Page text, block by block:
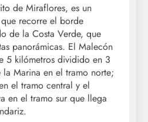
de Miraflores, es un
recorre el borde
de la Costa Verde, que
panorámicas. El Malecón
5 kilómetros dividido en 3
Marina en el tramo norte;
el tramo central y el
en el tramo sur que llega